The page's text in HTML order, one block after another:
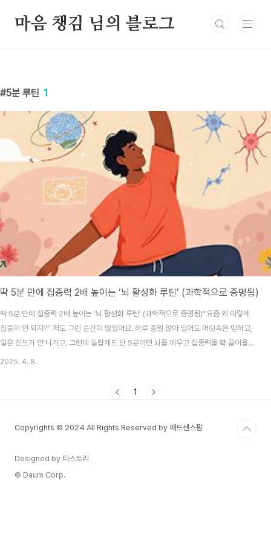
마음 챙김 님의 블로그
5분 루틴 1
딱 5분 만에 집중력 2배 높이는 ‘뇌 활성화 루틴’ (과학적으로 증명됨)
딱 5분 만에 집중력 2배 높이는 ‘뇌 활성화 루틴’ (과학적으로 증명됨)“요즘 왜 이렇게
집중이 안 되지?” 저도 그런 순간이 많았어요. 하루 종일 앉아 있어도 머릿속은 멍하고,
일은 진도가 안 나가고. 그런데 놀랍게도 단 5분이면 뇌를 깨우고 집중력을 확 끌어올릴
수 있는 루틴이 있다는 걸 알게 됐어요. 과학적으로 입증된 이 방법을 꾸준히 실천하면서
수면 부족, 스트..
2025. 4. 8.
1
Copyrights © 2024 All Rights Reserved by 애드센스팜
Designed by 티스토리
© Daum Corp.